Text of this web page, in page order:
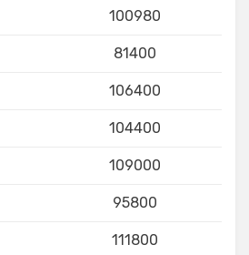
100980
81400
106400
104400
109000
95800
111800